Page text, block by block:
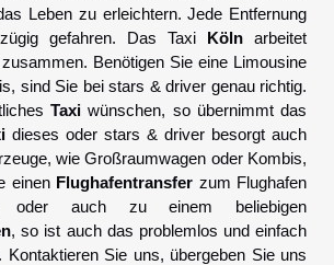
Leben zu erleichtern. Jede Entfernung
gefahren. Das Taxi Köln arbeitet
Benötigen Sie eine Limousine
sind Sie bei stars & driver genau richtig.
Taxi wünschen, so übernimmt das
dieses oder stars & driver besorgt auch
wie Großraumwagen oder Kombis,
einen Flughafentransfer zum Flughafen
oder auch zu einem beliebigen
, so ist auch das problemlos und einfach
Kontaktieren Sie uns, übergeben Sie uns